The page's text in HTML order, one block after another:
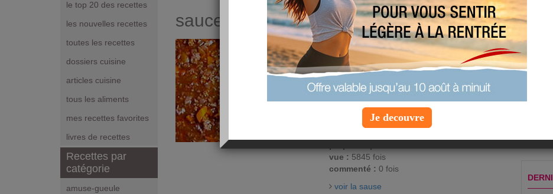
le top 20 des recettes
les nouvelles recettes
toutes les recettes
dossiers cuisine
articles cuisine
tous les aliments
mes recettes favorites
livres de recettes
Recettes par
catégorie
amuse-gueule
sauce du jour : Sauce bolognaise maison
Les conserves sont pratiques mais c'est
encore meilleur et plus sain de préparer du
"fait-maison". Cette recette de sauce
bolognaise maison peut se congeler, vous
oublierez vos boîtes du commerce !
appréciation : soyez le premier à noter cette
vue : 5845 fois
commenté : 0 fois
voir la sause
Je decouvre